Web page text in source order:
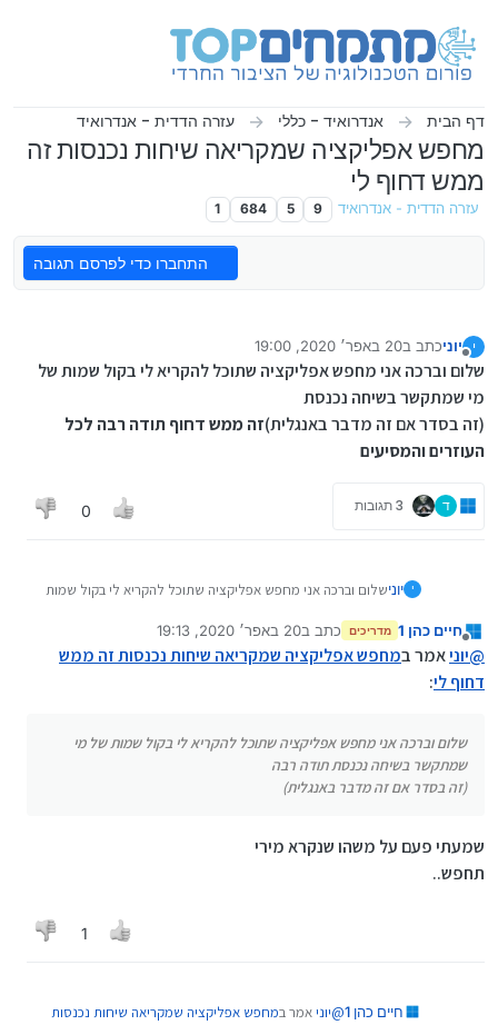
דף הבית אנדרואיד - כללי עזרה הדדית - אנדרואיד
מחפש אפליקציה שמקריאה שיחות נכנסות זה
ממש דחוף לי
עזרה הדדית - אנדרואיד 9
5
684
1
התחברו כדי לפרסם תגובה
י
מנותק
יוניכתב ב20 באפר׳ 2020, 19:00
נערך לאחרונה על ידי יוני
שלום וברכה אני מחפש אפליקציה שתוכל להקריא לי בקול שמות של
מי שמתקשר בשיחה נכנסת
(זה בסדר אם זה מדבר באנגלית)זה ממש דחוףתודה רבה לכל
העוזרים והמסיעים
ד 3 תגובות 0
י יונישלום וברכה אני מחפש אפליקציה שתוכל להקריא לי בקול שמות
(זה בסדר אם זה מדבר באנגלית)זה ממש דחוף
העוזרים והמסיעים
מנותק
חיים כהן 1 מדריכים כתב ב20 באפר׳ 2020, 19:13
נערך לאחרונה על ידי
@יוניאמר במחפש אפליקציה שמקריאה שיחות נכנסות זה ממש
דחוף לי:
שלום וברכה אני מחפש אפליקציה שתוכל להקריא לי בקול שמות של מי
שמתקשר בשיחה נכנסת תודה רבה
(זה בסדר אם זה מדבר באנגלית)
שמעתי פעם על משהו שנקרא מירי
תחפש..
1
חיים כהן 1 @יוניאמר במחפש אפליקציה שמקריאה שיחות נכנסות